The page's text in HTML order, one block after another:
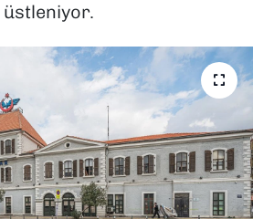
üstleniyor.